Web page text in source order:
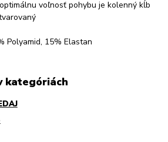
voľnosť pohybu je kolenný kĺb
Polyamid, 15% Elastan
kategóriách